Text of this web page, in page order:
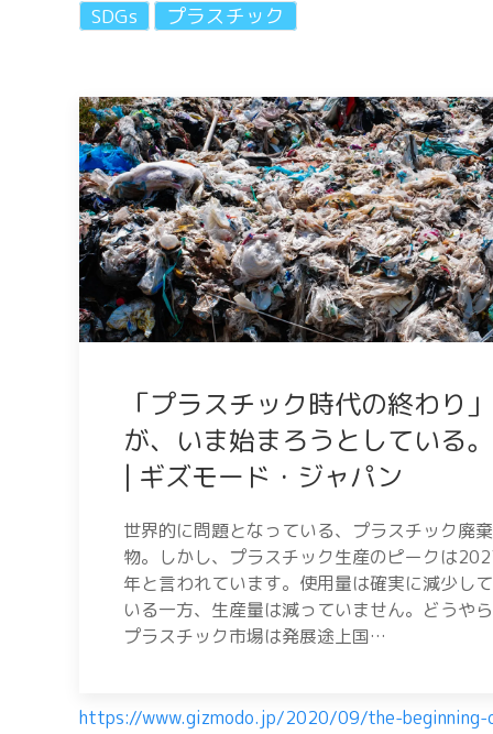
SDGs プラスチック
「プラスチック時代の終わり」
が、いま始まろうとしている。
| ギズモード・ジャパン
世界的に問題となっている、プラスチック廃棄
物。しかし、プラスチック生産のピークは
年と言われています。使用量は確実に減少して
いる一方、生産量は減っていません。どうやら
プラスチック市場は発展途上国…
https://www.gizmodo.jp/2020/09/the-